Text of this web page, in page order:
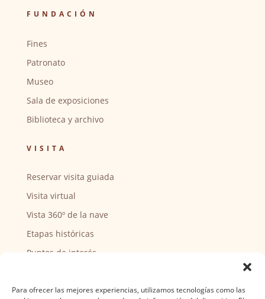
Para ofrecer las mejores experiencias, utilizamos tecnologías como las
FUNDACIÓN
Fines
Patronato
Museo
Sala de exposiciones
Biblioteca y archivo
VISITA
Reservar visita guiada
Visita virtual
Vista 360º de la nave
Etapas históricas
Puntos de interés